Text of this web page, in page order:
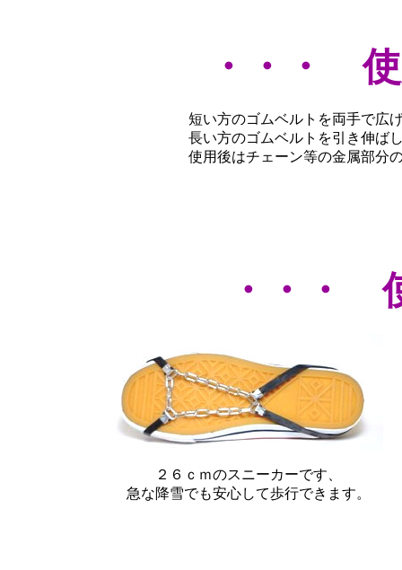
・・・
短い方のゴムベルトを両手で広
長い方のゴムベルトを引き伸ば
使用後はチェーン等の金属部分
・・・
２６ｃｍのスニーカーです、
急な降雪でも安心して歩行できます。